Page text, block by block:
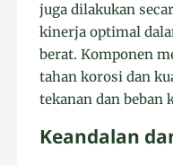
juga dilakukan
kinerja optimal
berat. Komponen
tahan korosi dan
tekanan dan beban
Keandalan